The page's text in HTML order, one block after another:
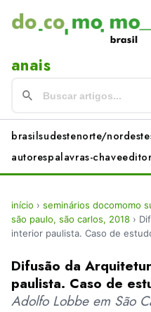
anais
brasilsudestenorte/nordeste
autorespalavras-chave
início › seminários docomomo
são paulo, são carlos, 2018 ›
interior paulista. Caso de
Difusão da
paulista. Caso de
Adolfo Lobbe em São